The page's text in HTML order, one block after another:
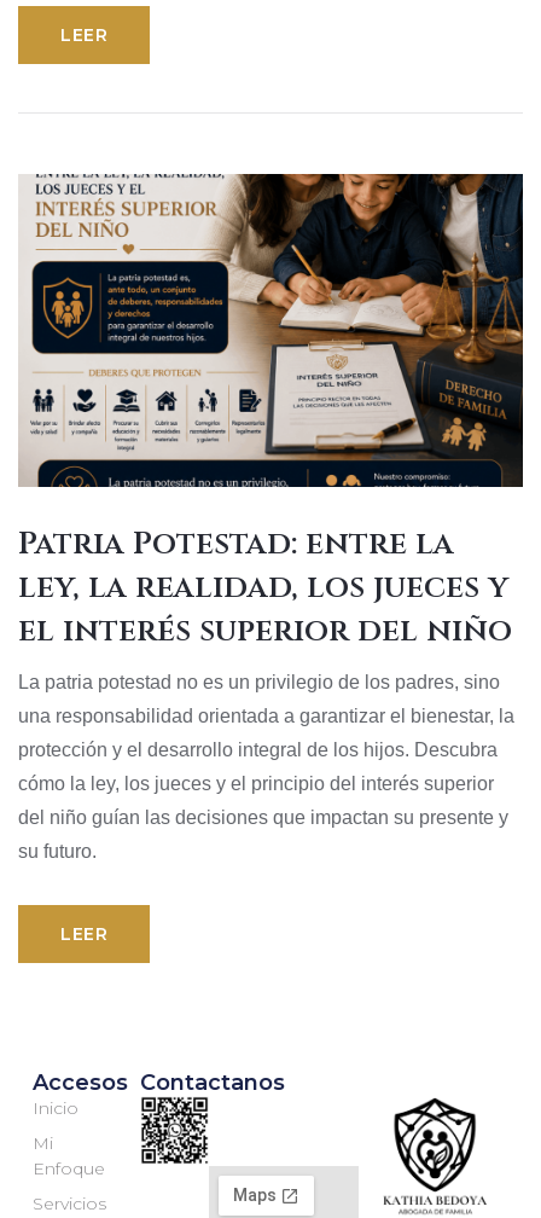
LEER
Patria Potestad: entre la
ley, la realidad, los jueces y
el interés superior del niño
La patria potestad no es un privilegio de los padres, sino
una responsabilidad orientada a garantizar el bienestar, la
protección y el desarrollo integral de los hijos. Descubra
cómo la ley, los jueces y el principio del interés superior
del niño guían las decisiones que impactan su presente y
su futuro.
LEER
Accesos
Inicio
Mi
Enfoque
Servicios
Contactanos